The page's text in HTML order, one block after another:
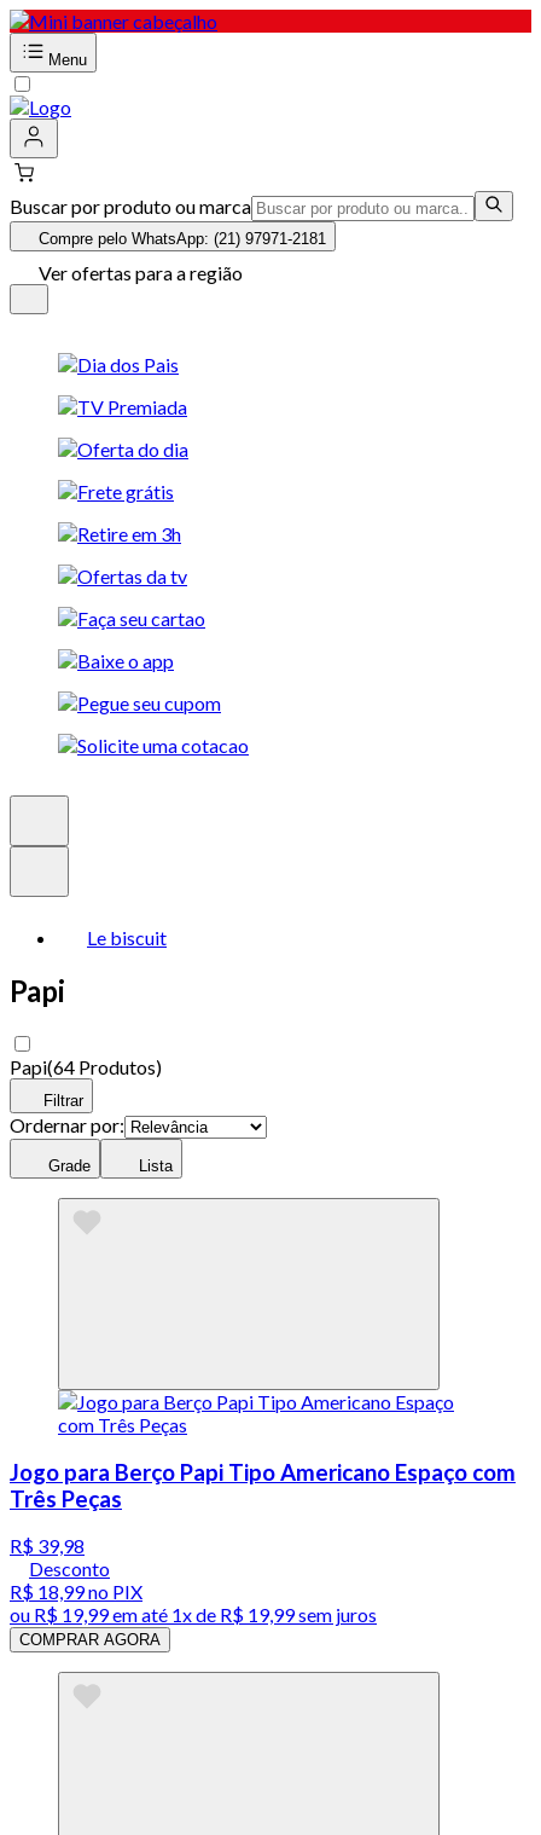
Menu
Buscar por produto ou marca
Compre pelo WhatsApp: (21) 97971-2181
Ver ofertas para a região
Le biscuit
Papi
Papi(64 Produtos)
Filtrar
Ordernar por:
Grade Lista
Jogo para Berço Papi Tipo Americano Espaço com
Três Peças
R$ 39,98
Desconto
R$ 18,99no PIX
ou R$ 19,99em até 1x de R$ 19,99sem juros
COMPRAR AGORA